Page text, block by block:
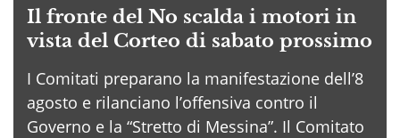
Il fronte del No scalda i motori in
vista del Corteo di sabato prossimo
I Comitati preparano la manifestazione dell’8
agosto e rilanciano l’offensiva contro il
Governo e la “Stretto di Messina”. Il Comitato